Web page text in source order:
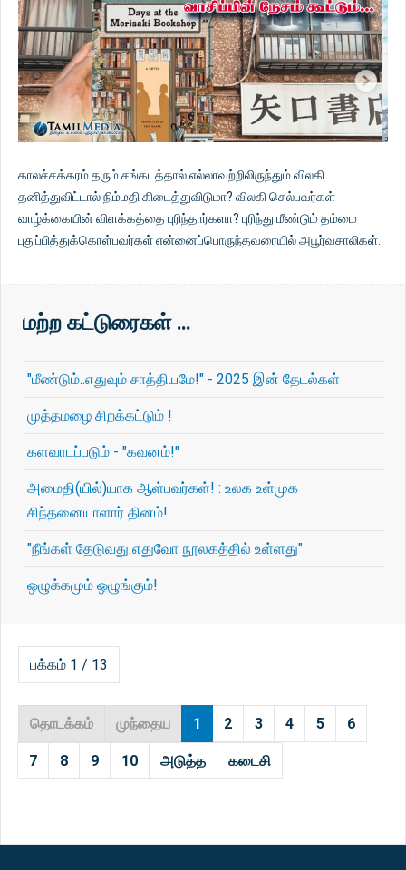
காலச்சக்கரம் தரும் சங்கடத்தால் எல்லாவற்றிலிருந்தும் விலகி
தனித்துவிட்டால் நிம்மதி கிடைத்துவிடுமா? விலகி செல்பவர்கள்
வாழ்க்கையின் விளக்கத்தை புரிந்தார்களா? புரிந்து மீண்டும் தம்மை
புதுப்பித்துக்கொள்பவர்கள் என்னைப்பொருந்தவரையில் அபூர்வசாலிகள்.
மற்ற கட்டுரைகள் …
"மீண்டும்..எதுவும் சாத்தியமே!" - 2025 இன் தேடல்கள்
முத்தமழை சிறக்கட்டும் !
களவாடப்படும் - "கவனம்!"
அமைதி(யில்)யாக ஆள்பவர்கள்! : உலக உள்முக
சிந்தனையாளார் தினம்!
"நீங்கள் தேடுவது எதுவோ நூலகத்தில் உள்ளது"
ஒழுக்கமும் ஒழுங்கும்!
பக்கம் 1 / 13
தொடக்கம் முந்தைய 1 2 3 4 5 6
7 8 9 10 அடுத்த கடைசி